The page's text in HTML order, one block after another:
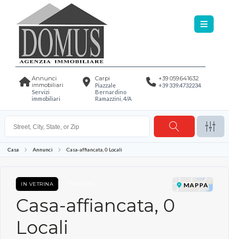
Annunci
immobiliari
Servizi
immobiliari
Carpi
Piazzale
Bernardino
Ramazzini, 4/A
+39 059.641632
+39 339.4732234
Casa Annunci Casa-affiancata, 0 Locali
IN VETRINA
Casa-affiancata, 0
Locali
MAPPA